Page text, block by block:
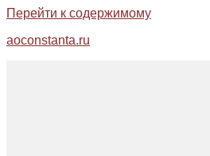
Перейти к содержимому
aoconstanta.ru